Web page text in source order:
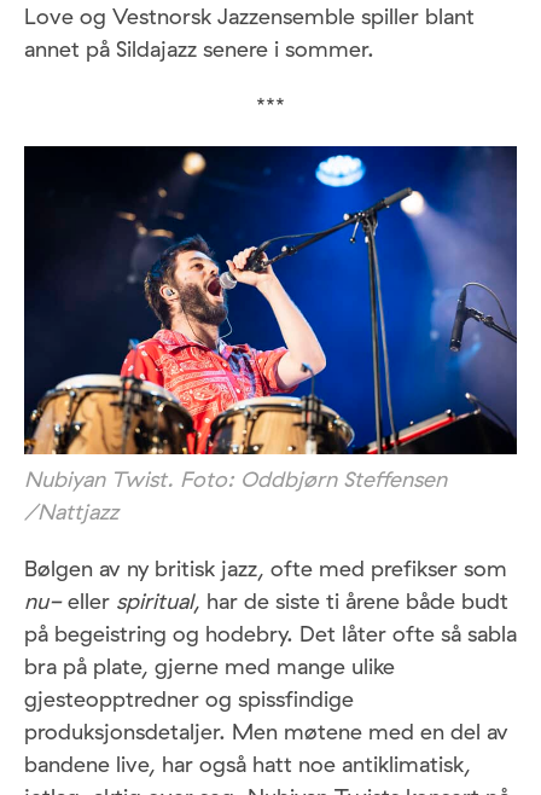
Love og Vestnorsk Jazzensemble spiller blant
annet på Sildajazz senere i sommer.
***
Nubiyan Twist. Foto: Oddbjørn Steffensen
/Nattjazz
Bølgen av ny britisk jazz, ofte med prefikser som
nu-eller spiritual, har de siste ti årene både budt
på begeistring og hodebry. Det låter ofte så sabla
bra på plate, gjerne med mange ulike
gjesteopptredner og spissfindige
produksjonsdetaljer. Men møtene med en del av
bandene live, har også hatt noe antiklimatisk,